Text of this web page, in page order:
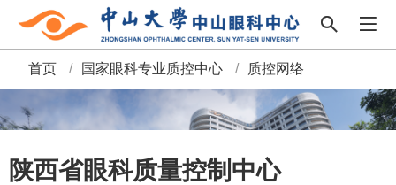
面
包
屑
首页 / 国家眼科专业质控中心 / 质控网络
陕西省眼科质量控制中心